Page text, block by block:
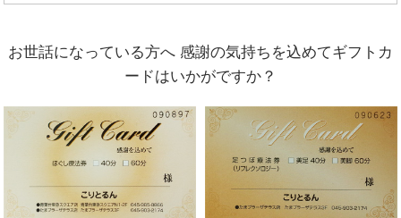
お世話になっている方へ 感謝の気持ちを込めてギフトカ
ードはいかがですか？